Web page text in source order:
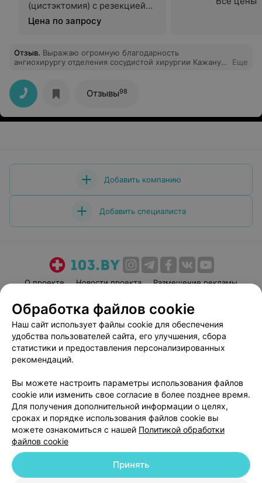
(цистэктомия) с резекцией
верхушки корня зуба
Цена по запросу
Отзыв. Выражаю огромную благодарность
ангиохирургу отделения сосудистой хирургии Кажану
проведенную ЭВЛК. Хирург от Бога! Успехов Вам в
работе и новых достижений!
Еще
Отзывы98
Добавить компанию
Добавить специалиста
О проекте Новости проекта
Размещение рекламы
Пользовательское соглашение
Способы оплаты
Вакансии
Партнеры
Написать руководителю 103.by
Персональные настройки cookie
Обработка персональных данных
© 2026 ООО «Артокс Лаб», УНП 191700409| 220012, Республика Беларусь,
Обработка файлов cookie
Наш сайт использует файлы cookie для обеспечения
удобства пользователей сайта, его улучшения, сбора
статистики и предоставления персонализированных
рекомендаций.
Вы можете настроить параметры использования файлов
cookie или изменить свое согласие в более позднее время.
Для получения дополнительной информации о целях,
сроках и порядке использования файлов cookie вы
можете ознакомиться с нашей Политикой обработки
файлов cookie
Принять